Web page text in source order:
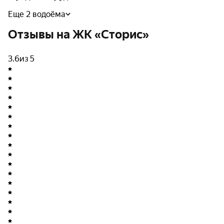
Героя Российской Федерации А. В. Попова и детский
сад № 184. В 1,6 км — торговый центр «Макси Молл» с
гипермаркетом «Самбери». В 25 минутах ходьбы —
городской парк «Динамо».
О застройщике
Компания UNIKEY специализируется на создании
уникальных жилых проектов с продуманной
инфраструктурой и авторской архитектурой.
Девелопер на рынке с 2018 года. Компания строит
жилые комплексы в разных городах России:
Владивостоке, Хабаровске, Биробиджане, Москве,
Казани и Комсомольске-на-Амуре.
Архитектура и планировки
Еще 2 водоёма
Отзывы на ЖК «Сторис»
3.6из 5